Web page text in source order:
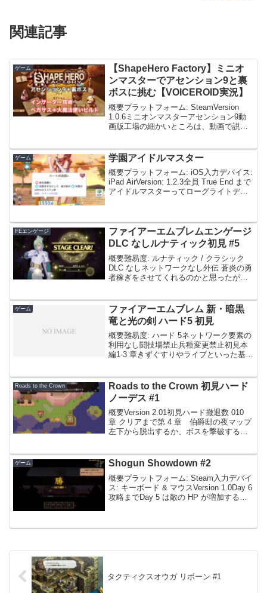
関連記事
ゲーム
【ShapeHero Factory】ミニオ
ンマスターでアセンション9と裏
ボスに挑む【VOICEROID実況】
概要プラットフォーム: SteamVersion
1.0.6ミニオンマスターアセンション9動
画版工場の細かいところは、動画で説明
使い。アセンション 9 は 4 ...
ゲーム 学園アイドルマスター
概要プラットフォーム: iOS入力デバイス:
iPad AirVersion: 1.2.3全員 True End まで
アイドルマスターってローグライトデッ
FEエンゲージ
ファイアーエムブレムエンゲージ
DLC なしルナティック初見 #5
概要難易度: ルナティック / クラシック
DLC なしネットワークなし外伝 蒼炎の勇
者稼ぎをさせてくれるのかと思ったが猛
る。それでもかなり厳しいが。いかづち
の剣で少し...
ゲーム
ファイアーエムブレム 新・暗黒
竜と光の剣 ハード5 初見
概要難易度: ハード 5ネットワーク要素の
利用なし闘技場禁止兵種変更禁止初見本
編1-3 章きずぐすりやライブといった基本
い。ボスは強敵だが、ノーリセのような
こだわりがな...
Roads to the Crown
Roads to the Crown 初見ハード
ノーデス #1
概要Version 2.01初見ハード撤退数 010
章 クリアまで第 4 章 伯爵邸の夜マップ
左下から脱出するか、ボスを撃破するか
の撃破をするしかない。弱体まで持っ
ゲーム Shogun Showdown #2
概要プラットフォーム: Steam入力デバイ
ス: キーボード & マウスVersion 1.0Day 6
攻略までDay 5 は敵の HP が増加する。
タクティクスオウガ リボーン #1